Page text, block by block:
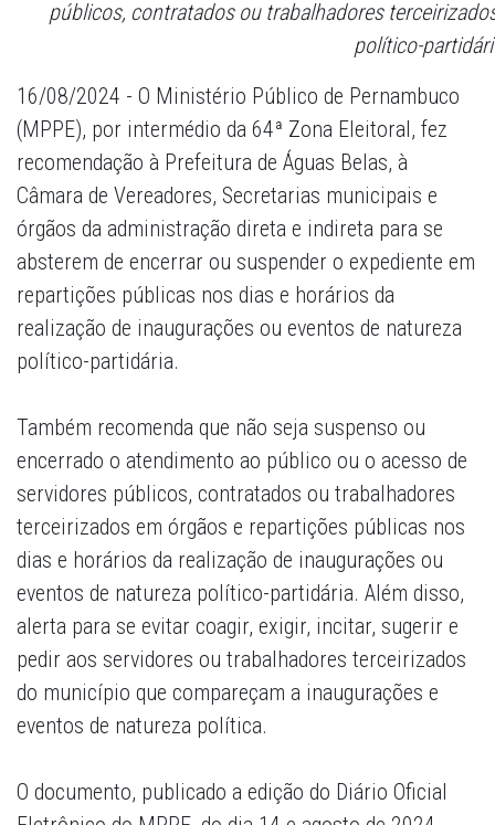
públicos, contratados ou trabalhadores
político-
16/08/2024 - O Ministério Público de Pernambuco
(MPPE), por intermédio da 64ª Zona Eleitoral, fez
recomendação à Prefeitura de Águas Belas, à
Câmara de Vereadores, Secretarias municipais e
órgãos da administração direta e indireta para se
absterem de encerrar ou suspender o expediente em
repartições públicas nos dias e horários da
realização de inaugurações ou eventos de natureza
político-partidária.
Também recomenda que não seja suspenso ou
encerrado o atendimento ao público ou o acesso de
servidores públicos, contratados ou trabalhadores
terceirizados em órgãos e repartições públicas nos
dias e horários da realização de inaugurações ou
eventos de natureza político-partidária. Além disso,
alerta para se evitar coagir, exigir, incitar, sugerir e
pedir aos servidores ou trabalhadores terceirizados
do município que compareçam a inaugurações e
eventos de natureza política.
O documento, publicado a edição do Diário Oficial